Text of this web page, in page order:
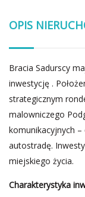
OPIS
Bracia Sadurscy
inwestycję .
strategicznym
malowniczego
komunikacyjnych –
autostradę.
miejskiego życia.
Charakterystyka